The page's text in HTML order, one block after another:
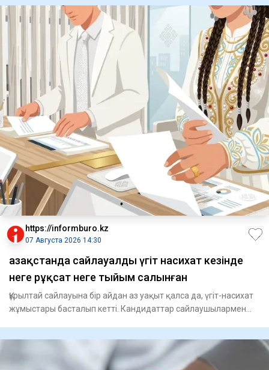
https://informburo.kz
07 Августа 2026 14:30
Қазақстанда сайлауалды үгіт насихат кезінде
неге рұқсат неге тыйым салынған
Құрылтай сайлауына бір айдан аз уақыт қалса да, үгіт-насихат
жұмыстары басталып кетті. Кандидаттар сайлаушылармен